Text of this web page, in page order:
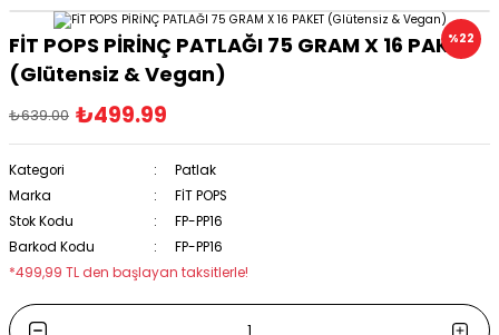
%22
FİT POPS PİRİNÇ PATLAĞI 75 GRAM X 16 PAKET
(Glütensiz & Vegan)
₺639.00 ₺499.99
Kategori
Patlak
Marka
FİT POPS
Stok Kodu
FP-PP16
Barkod Kodu
FP-PP16
*499,99 TL den başlayan taksitlerle!